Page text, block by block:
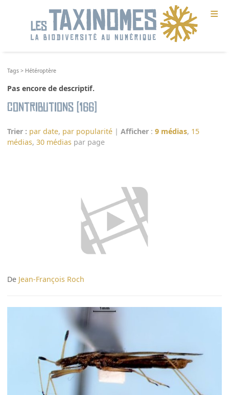
≡
Tags > Hétéroptère
Pas encore de descriptif.
Contributions (166)
Trier : par date, par popularité |Afficher :9 médias, 15
médias,30 médias par page
De Jean-François Roch